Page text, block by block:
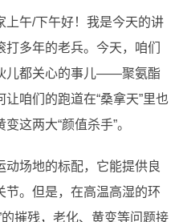
上午/下午好！我是今天的讲
多年的老兵。今天，咱们
儿都关心的事儿——聚氨酯
咱们的跑道在“桑拿天”里也
这两大“颜值杀手”。
动场地的标配，它能提供良
节。但是，在高温高湿的环
摧残，老化、黄变等问题接